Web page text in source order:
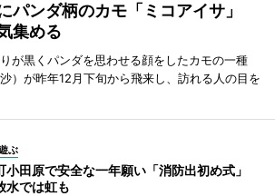
パンダ柄のカモ「ミコアイサ」
集める
が黒くパンダを思わせる顔をしたカモの一種
）が昨年12月下旬から飛来し、訪れる人の目を
ぶ
小田原で安全な一年願い「消防出初め式」
水では虹も